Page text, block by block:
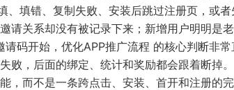
、填错、复制失败、安装后跳过注册页，或
请关系却没有被记录下来；新增用户明明是
码开始，优化APP推广流程 的核心判断非
，后面的绑定、统计和奖励都会跟着断掉。
，而不是一条跨点击、安装、首开和注册的